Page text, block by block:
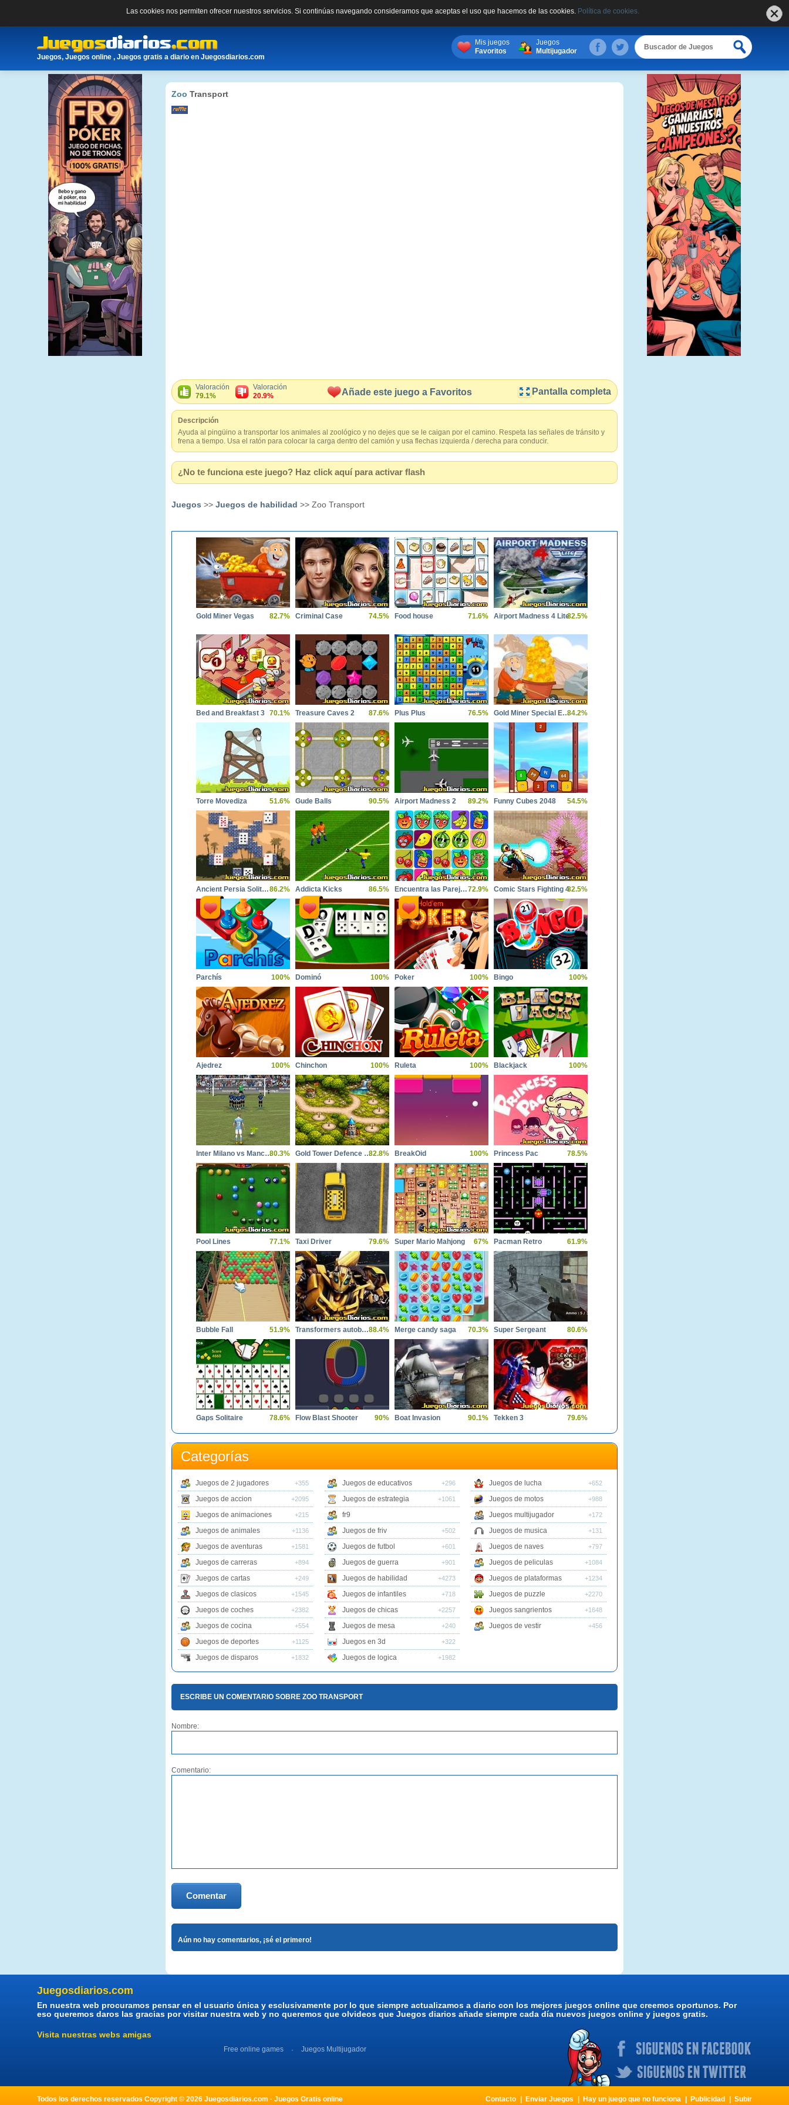
Las cookies nos permiten ofrecer nuestros servicios. Si continúas navegando consideramos que aceptas el uso que hacemos de las cookies. Política de cookies.
Juegos, Juegos online , Juegos gratis a diario en Juegosdiarios.com
Mis juegos
Favoritos
Juegos
Multijugador
Zoo Transport
Valoración
79.1%
Valoración
20.9%
Añade este juego a Favoritos Pantalla completa
Descripción
Ayuda al pingüino a transportar los animales al zoológico y no dejes que se le caigan por el camino. Respeta las señales de tránsito y
frena a tiempo. Usa el ratón para colocar la carga dentro del camión y usa flechas izquierda / derecha para conducir.
¿No te funciona este juego? Haz click aquí para activar flash
Juegos >> Juegos de habilidad >> Zoo Transport
Gold Miner Vegas 82.7% Criminal Case 74.5% Food house 71.6% Airport Madness 4 Lite82.5%
Bed and Breakfast 3 70.1% Treasure Caves 2 87.6% Plus Plus 76.5% Gold Miner Special Edition84.2%
Torre Movediza 51.6% Gude Balls 90.5% Airport Madness 2 89.2% Funny Cubes 2048 54.5%
Ancient Persia Solitaire86.2% Addicta Kicks 86.5% Encuentra las Parejas Frutas72.9% Comic Stars Fighting 482.5%
Parchís 100% Dominó 100% Poker 100% Bingo 100%
Ajedrez 100% Chinchon 100% Ruleta 100% Blackjack 100%
Inter Milano vs Manchester City80.3% Gold Tower Defence Protect Your Gold82.8% BreakOid 100% Princess Pac 78.5%
Pool Lines 77.1% Taxi Driver 79.6% Super Mario Mahjong 67% Pacman Retro 61.9%
Bubble Fall 51.9% Transformers autobot Stronghold88.4% Merge candy saga 70.3% Super Sergeant 80.6%
Gaps Solitaire 78.6% Flow Blast Shooter 90% Boat Invasion 90.1% Tekken 3 79.6%
Categorías
Juegos de 2 jugadores +355
Juegos de accion +2095
Juegos de animaciones +215
Juegos de animales +1136
Juegos de aventuras +1581
Juegos de carreras +894
Juegos de cartas +249
Juegos de clasicos +1545
Juegos de coches +2382
Juegos de cocina +554
Juegos de deportes +1125
Juegos de disparos +1832
Juegos de educativos +296
Juegos de estrategia +1061
fr9
Juegos de friv
+502
Juegos de futbol +601
Juegos de guerra +901
Juegos de habilidad +4273
Juegos de infantiles +718
Juegos de chicas +2257
Juegos de mesa +240
Juegos en 3d +322
Juegos de logica +1982
Juegos de lucha +652
Juegos de motos +988
Juegos multijugador +172
Juegos de musica +131
Juegos de naves +797
Juegos de peliculas +1084
Juegos de plataformas +1234
Juegos de puzzle +2270
Juegos sangrientos +1648
Juegos de vestir +456
ESCRIBE UN COMENTARIO SOBRE ZOO TRANSPORT
Nombre:
Comentario:
Comentar
Aún no hay comentarios, ¡sé el primero!
Juegosdiarios.com
En nuestra web procuramos pensar en el usuario única y esclusivamente por lo que siempre actualizamos a diario con los mejores juegos online que creemos oportunos. Por
eso queremos daros las gracias por visitar nuestra web y no queremos que olvideos que Juegos diarios añade siempre cada día nuevos juegos online y juegos gratis.
Visita nuestras webs amigas
Free online games Juegos Multijugador
Todos los derechos reservados Copyright © 2026 Juegosdiarios.com · Juegos Gratis online Contacto Enviar Juegos Hay un juego que no funciona Publicidad Subir